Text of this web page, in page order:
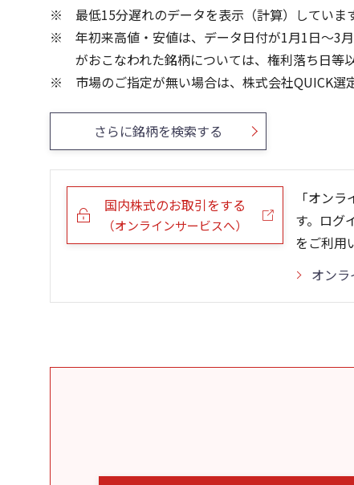
最低15分遅れのデータを表示（計算）しています
年初来高値・安値は、データ日付が1月1日～3
がおこなわれた銘柄については、権利落ち日等
市場のご指定が無い場合は、株式会社QUICK選
さらに銘柄を検索する
国内株式のお取引をする
（オンラインサービスへ）
「オン
す。ログ
をご利用
オン